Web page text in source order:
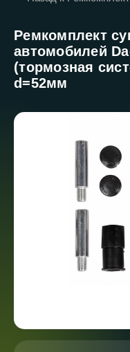
Ремкомплект
автомобилей
(тормозная
d=52мм